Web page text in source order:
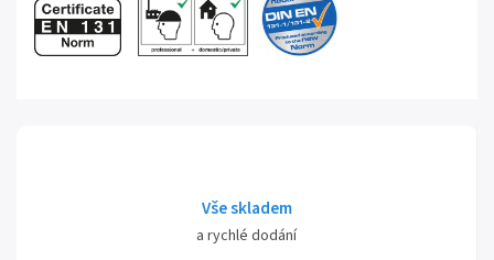
Vše skladem
a rychlé dodání